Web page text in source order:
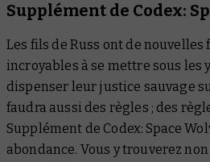
Supplément de Codex:
Les fils de Russ ont de
incroyables à se mettre sous les
dispenser leur justice sauvage
faudra aussi des règles ; des
Supplément de Codex: Space
abondance. Vous y trouverez